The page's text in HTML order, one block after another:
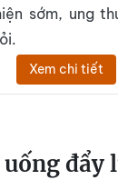
sớm, ung
Xem chi tiết
đẩy